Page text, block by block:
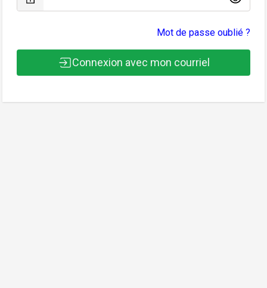
Mot de passe oublié ?
Connexion avec mon courriel